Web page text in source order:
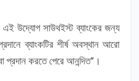
এই উদ্যোগ সাউথইস্ট ব্যাংকের জন্য
ব্যাংকটির শীর্ষ অবস্থান আরো
প্রদান করতে পেরে আনন্দিত”।